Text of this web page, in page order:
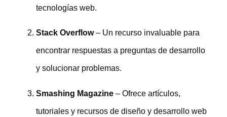
tecnologías web.
Stack Overflow– Un recurso invaluable para
encontrar respuestas a preguntas de desarrollo
y solucionar problemas.
Smashing Magazine – Ofrece artículos,
tutoriales y recursos de diseño y desarrollo web